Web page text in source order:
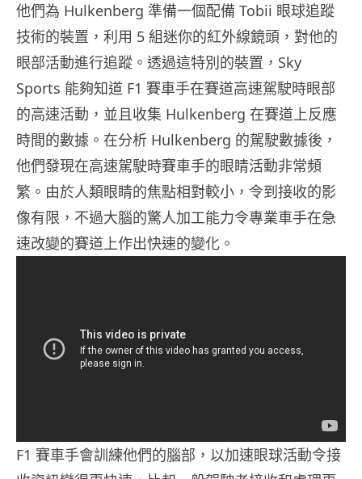
他們為 Hulkenberg 準備一個配備 Tobii 眼球追蹤
技術的裝置，利用 5 組迷你的紅外線鏡頭，對他的
眼部活動進行追蹤。透過這特別的裝置，Sky
Sports 能夠知道 F1 賽車手在賽道高速駕駛時眼部
的高速活動，並且收集 Hulkenberg 在賽道上反應
時間的數據。在分析 Hulkenberg 的駕駛數據後，
他們發現在高速駕駛時賽車手的眼睛活動非常頻
繁。由於人類眼睛的焦點相對較小，令到接收的影
像有限，不過大腦的驚人加工能力令專業車手在急
速改變的賽道上作出快速的變化。
F1 賽車手會訓練他們的腦部，以加速眼球活動令接